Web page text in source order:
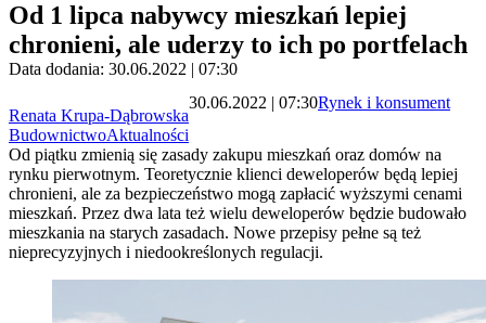
Od 1 lipca nabywcy mieszkań lepiej
chronieni, ale uderzy to ich po portfelach
Data dodania: 30.06.2022 | 07:30
Renata Krupa-Dąbrowska
30.06.2022 | 07:30Rynek i konsument
BudownictwoAktualności
Od piątku zmienią się zasady zakupu mieszkań oraz domów na
rynku pierwotnym. Teoretycznie klienci deweloperów będą lepiej
chronieni, ale za bezpieczeństwo mogą zapłacić wyższymi cenami
mieszkań. Przez dwa lata też wielu deweloperów będzie budowało
mieszkania na starych zasadach. Nowe przepisy pełne są też
nieprecyzyjnych i niedookreślonych regulacji.